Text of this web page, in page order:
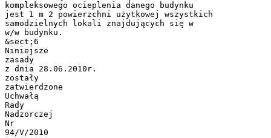
kompleksowego ocieplenia danego budynku
jest 1 m 2 powierzchni użytkowej wszystkich
samodzielnych lokali znajdujących się w
w/w budynku.
&sect;6
Niniejsze
zasady
z dnia 28.06.2010r.
zostały
zatwierdzone
Uchwałą
Rady
Nadzorczej
Nr